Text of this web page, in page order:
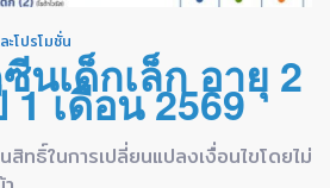
ะโปรโมชั่น
นเด็กเล็ก อายุ 2
1 เดือน 2569
ทธิ์ในการเปลี่ยนแปลงเงื่อนไขโดยไม่